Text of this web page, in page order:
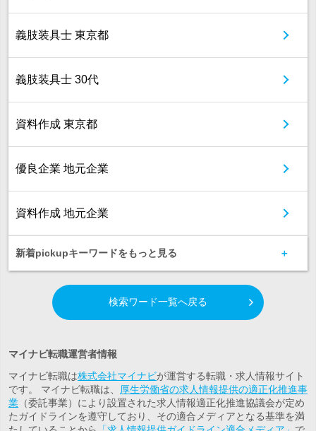
義肢装具士 東京都
義肢装具士 30代
資料作成 東京都
優良企業 地元企業
資料作成 地元企業
新着pickupキーワードをもっと見る
検索ワード一覧へ戻る
マイナビ転職運営者情報
マイナビ転職は株式会社マイナビが運営する転職・求人情報サイト
です。 マイナビ転職は、
厚生労働省の求人情報提供の適正化推進事
業 （委託事業）により設置された求人情報適正化推進協議会が定め
たガイドラインを遵守しており、その適合メディアとなる基準を満